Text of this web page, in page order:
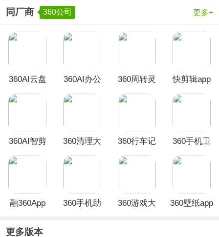
同厂商 360公司 更多+
360AI云盘
360AI办公
360周转灵
快剪辑app
360AI智剪
360清理大
360行车记
360手机卫
融360App
360手机助
360游戏大
360壁纸app
更多版本